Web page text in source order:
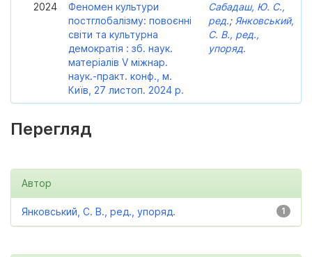
2024
Феномен культури
постглобалізму: повоєнні
світи та культурна
демократія : зб. наук.
матеріалів V міжнар.
наук.-практ. конф., м.
Київ, 27 листоп. 2024 р.
Сабадаш, Ю. С.,
ред.; Янковський,
С. В., ред.,
упоряд.
Перегляд
Автор
1
Янковський, С. В., ред., упоряд.